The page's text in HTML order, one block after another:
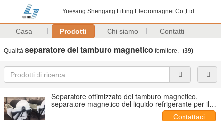
Yueyang Shengang Lifting Electromagnet Co.,Ltd
Casa Prodotti Chi siamo Contatti
Qualità separatore del tamburo magnetico fornitore. (39)
Separatore ottimizzato del tamburo magnetico,
separatore magnetico del liquido refrigerante per il
trattamento della sabbia della spiaggia
Contattaci